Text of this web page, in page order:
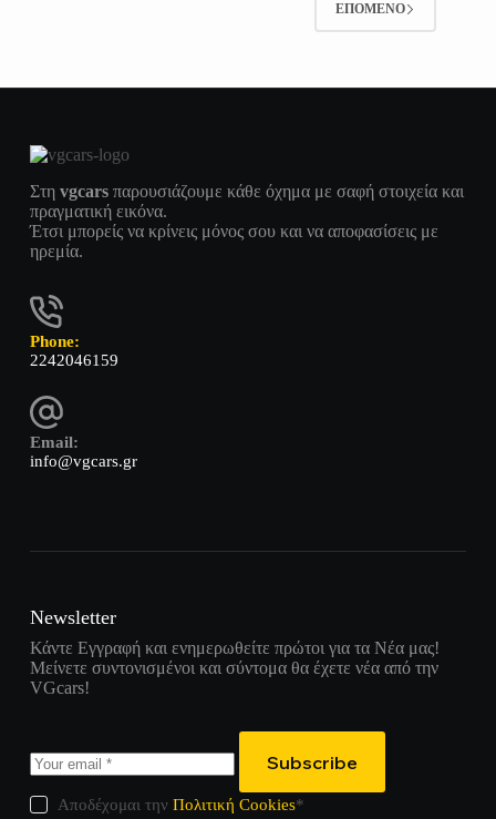
ΕΠΌΜΕΝΟ
Στη vgcars παρουσιάζουμε κάθε όχημα με σαφή στοιχεία και
πραγματική εικόνα.
Έτσι μπορείς να κρίνεις μόνος σου και να αποφασίσεις με
ηρεμία.
Phone:
2242046159
Email:
info@vgcars.gr
Newsletter
Κάντε Εγγραφή και ενημερωθείτε πρώτοι για τα Νέα μας!
Μείνετε συντονισμένοι και σύντομα θα έχετε νέα από την
VGcars!
Subscribe
Αποδέχομαι τηνΠολιτική Cookies*